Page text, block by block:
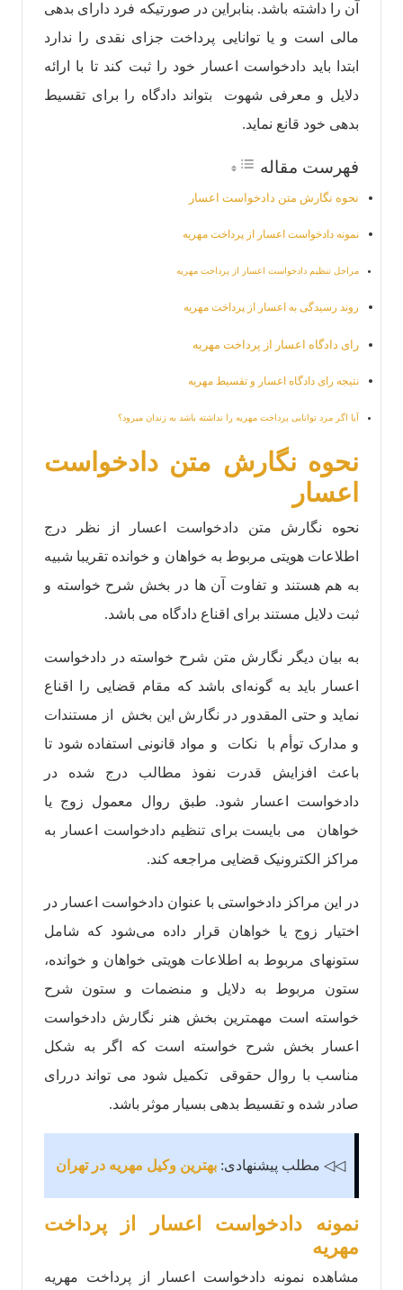
آن را داشته باشد. بنابراین در صورتیکه فرد دارای بدهی
مالی است و یا توانایی پرداخت جزای نقدی را ندارد
ابتدا باید دادخواست اعسار خود را ثبت کند تا با ارائه
دلایل و معرفی شهوت بتواند دادگاه را برای تقسیط
بدهی خود قانع نماید.
فهرست مقاله
نحوه نگارش متن دادخواست اعسار
نمونه دادخواست اعسار از پرداخت مهریه
مراحل تنظیم دادخواست اعسار از پرداخت مهریه
روند رسيدگی به اعسار از پرداخت مهریه
رای دادگاه اعسار از پرداخت مهریه
نتیجه رای دادگاه اعسار و تقسیط مهریه
آیا اگر مرد توانایی پرداخت مهریه را نداشته باشد به زندان میرود؟
نحوه نگارش متن دادخواست
اعسار
نحوه نگارش متن دادخواست اعسار از نظر درج
اطلاعات هویتی مربوط به خواهان و خوانده تقریبا شبیه
به هم هستند و تفاوت آن ها در بخش شرح خواسته و
ثبت دلایل مستند برای اقناع دادگاه می باشد.
به بیان دیگر نگارش متن شرح خواسته در دادخواست
اعسار باید به گونه‌ای باشد که مقام قضایی را اقناع
نماید و حتی المقدور در نگارش این بخش از مستندات
و مدارک توأم با نکات و مواد قانونی استفاده شود تا
باعث افزایش قدرت نفوذ مطالب درج شده در
دادخواست اعسار شود.‌ طبق روال معمول زوج یا
خواهان می بایست برای تنظیم دادخواست اعسار به
مراکز الکترونیک قضایی مراجعه کند.
در این مراکز دادخواستی با عنوان دادخواست اعسار در
اختیار زوج یا خواهان قرار داده می‌شود که شامل
ستونهای مربوط به اطلاعات هویتی خواهان و خوانده،
ستون مربوط به دلایل و منضمات و ستون شرح
خواسته است مهمترین بخش هنر نگارش دادخواست
اعسار بخش شرح خواسته است که اگر به شکل
مناسب با روال حقوقی تکمیل شود می تواند دررای
صادر شده و تقسیط بدهی بسیار موثر باشد.
◁◁ مطلب پیشنهادی: بهترین وکیل مهریه در تهران
نمونه دادخواست اعسار از پرداخت
مهریه
مشاهده نمونه دادخواست اعسار از پرداخت مهریه